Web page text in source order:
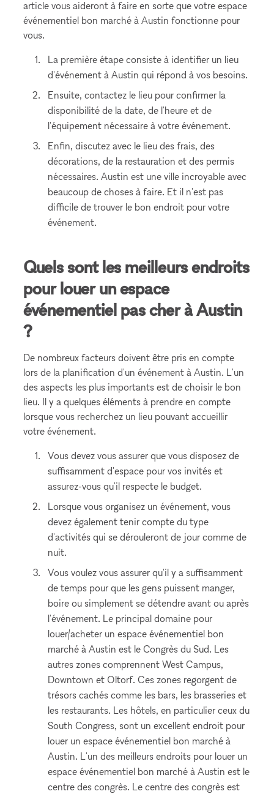
article vous aideront à faire en sorte que votre espace
événementiel bon marché à Austin fonctionne pour
vous.
La première étape consiste à identifier un lieu
d'événement à Austin qui répond à vos besoins.
Ensuite, contactez le lieu pour confirmer la
disponibilité de la date, de l'heure et de
l'équipement nécessaire à votre événement.
Enfin, discutez avec le lieu des frais, des
décorations, de la restauration et des permis
nécessaires. Austin est une ville incroyable avec
beaucoup de choses à faire. Et il n'est pas
difficile de trouver le bon endroit pour votre
événement.
Quels sont les meilleurs endroits
pour louer un espace
événementiel pas cher à Austin
?
De nombreux facteurs doivent être pris en compte
lors de la planification d'un événement à Austin. L'un
des aspects les plus importants est de choisir le bon
lieu. Il y a quelques éléments à prendre en compte
lorsque vous recherchez un lieu pouvant accueillir
votre événement.
Vous devez vous assurer que vous disposez de
suffisamment d'espace pour vos invités et
assurez-vous qu'il respecte le budget.
Lorsque vous organisez un événement, vous
devez également tenir compte du type
d'activités qui se dérouleront de jour comme de
nuit.
Vous voulez vous assurer qu'il y a suffisamment
de temps pour que les gens puissent manger,
boire ou simplement se détendre avant ou après
l'événement. Le principal domaine pour
louer/acheter un espace événementiel bon
marché à Austin est le Congrès du Sud. Les
autres zones comprennent West Campus,
Downtown et Oltorf. Ces zones regorgent de
trésors cachés comme les bars, les brasseries et
les restaurants. Les hôtels, en particulier ceux du
South Congress, sont un excellent endroit pour
louer un espace événementiel bon marché à
Austin. L'un des meilleurs endroits pour louer un
espace événementiel bon marché à Austin est le
centre des congrès. Le centre des congrès est